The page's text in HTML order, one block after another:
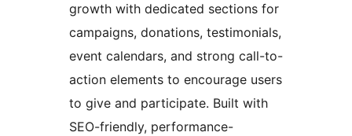
growth with dedicated sections for
campaigns, donations, testimonials,
event calendars, and strong call-to-
action elements to encourage users
to give and participate. Built with
SEO-friendly, performance-